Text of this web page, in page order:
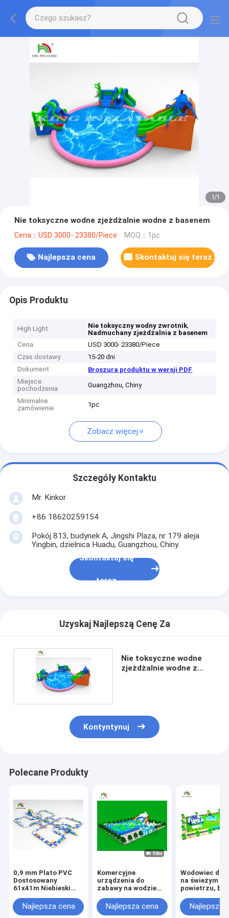
1/1
Nie toksyczne wodne zjeżdżalnie wodne z basenem
Cena：USD 3000- 23380/Piece MOQ：1pc
Najlepsza cena Skontaktuj się teraz
Opis Produktu
High Light Nie toksyczny wodny zwrotnik,
Nadmuchany zjeżdżalnia z basenem
Cena
USD 3000- 23380/Piece
Czas dostawy
15-20 dni
Dokument
Broszura produktu w wersji PDF
Miejsce
pochodzenia
Guangzhou, Chiny
Minimalne
zamówienie
1pc
Zobacz więcej
Szczegóły Kontaktu
Mr. Kinkor
+86 18620259154
Pokój 813, budynek A, Jingshi Plaza, nr 179 aleja
Yingbin, dzielnica Huadu, Guangzhou, Chiny.
Skontaktuj się
teraz
Uzyskaj Najlepszą Cenę Za
Nie toksyczne wodne
zjeżdżalnie wodne z
Kontyntynuj
Polecane Produkty
0,9 mm Plato PVC
Dostosowany
61x41m Niebieski
pływający park
wodny ze
Najlepsza cena
Komercyjne
urządzenia do
zabawy na wodzie
nawierzchniowy z
dużym zjeżdżalnią
Najlepsza cena
Wodowiec dla
na świeżym
powietrzu,
powietrze,
komercyjny
Najlepsza